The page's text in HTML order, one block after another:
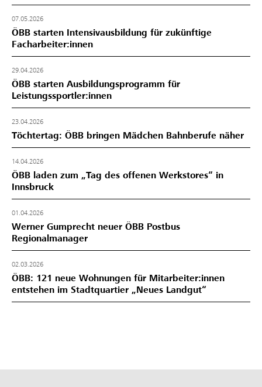
07.05.2026
ÖBB starten Intensivausbildung für zukünftige
Facharbeiter:innen
29.04.2026
ÖBB starten Ausbildungsprogramm für
Leistungssportler:innen
23.04.2026
Töchtertag: ÖBB bringen Mädchen Bahnberufe näher
14.04.2026
ÖBB laden zum „Tag des offenen Werkstores“ in
Innsbruck
01.04.2026
Werner Gumprecht neuer ÖBB Postbus
Regionalmanager
02.03.2026
ÖBB: 121 neue Wohnungen für Mitarbeiter:innen
entstehen im Stadtquartier „Neues Landgut“